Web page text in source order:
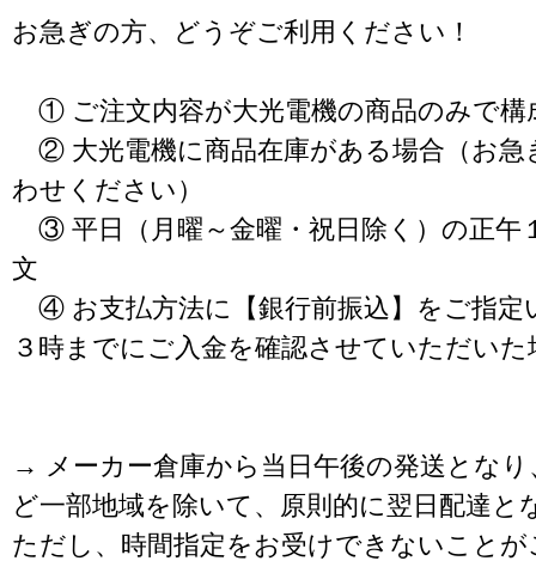
お急ぎの方、どうぞご利用ください！
① ご注文内容が大光電機の商品のみで構
② 大光電機に商品在庫がある場合（お急
わせください）
③ 平日（月曜～金曜・祝日除く）の正午
文
④ お支払方法に【銀行前振込】をご指定
３時までにご入金を確認させていただいた
→ メーカー倉庫から当日午後の発送となり
ど一部地域を除いて、原則的に翌日配達と
ただし、時間指定をお受けできないこと